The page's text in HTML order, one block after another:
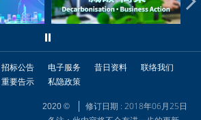
招标公告 电子服务 昔日资料
联络我们
重要告示 私隐政策
2020 ©
修订日期 : 2018年06月25日